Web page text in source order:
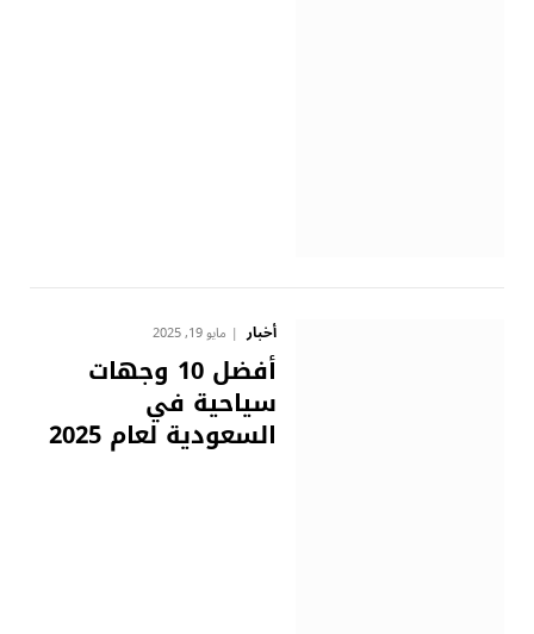
أخبار مايو 19, 2025
أفضل 10 وجهات
سياحية في
السعودية لعام 2025